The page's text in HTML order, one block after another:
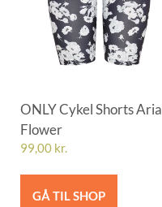
ONLY Cykel Shorts Aria
Flower
99,00 kr.
GÅ TIL SHOP